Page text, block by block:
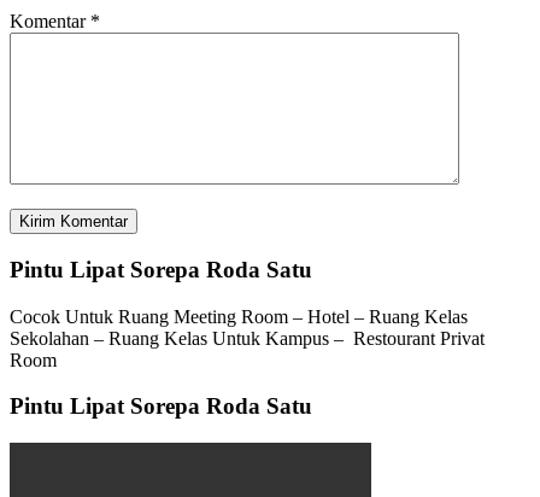
Komentar *
Pintu Lipat Sorepa Roda Satu
Cocok Untuk Ruang Meeting Room – Hotel – Ruang Kelas
Sekolahan – Ruang Kelas Untuk Kampus – Restourant Privat
Room
Pintu Lipat Sorepa Roda Satu